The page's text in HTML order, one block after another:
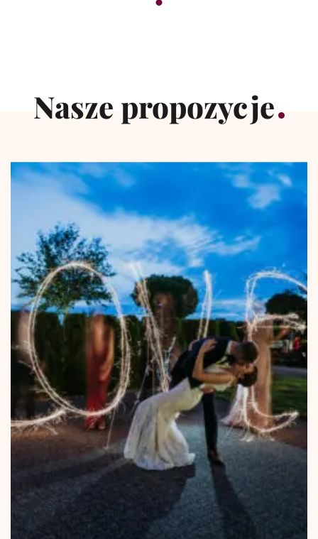
Nasze propozycje